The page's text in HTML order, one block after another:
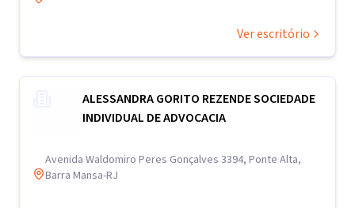
Ver escritório
ALESSANDRA GORITO REZENDE SOCIEDADE
INDIVIDUAL DE ADVOCACIA
Avenida Waldomiro Peres Gonçalves 3394, Ponte Alta,
Barra Mansa-RJ